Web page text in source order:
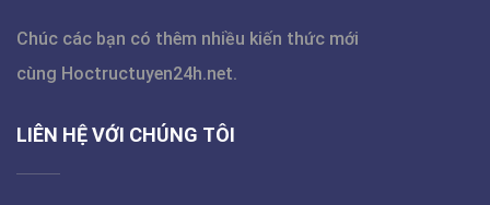
Chúc các bạn có thêm nhiều kiến thức mới
cùng Hoctructuyen24h.net.
LIÊN HỆ VỚI CHÚNG TÔI